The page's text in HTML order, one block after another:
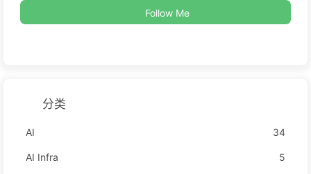
Follow Me
分类
AI 34
AI Infra
5